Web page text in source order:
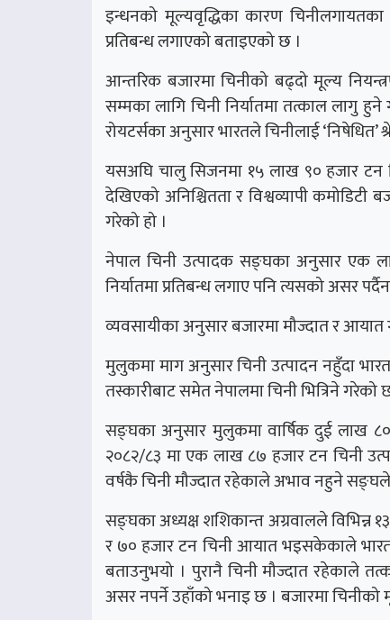
इन्धनको मूल्यवृद्धिका कारण
प्रतिबन्ध लगाएको बताइएको छ ।
आन्तरिक बजारमा चिनीको बढ्दो मूल्य
सम्मका लागि चिनी निर्यातमा तत्काल लागु
रोयटर्सका अनुसार भारतले चिनीलाई ‘निषेधित’
यसअघि चालु सिजनमा १५ लाख ९० हजार टन
देखिएको अनिश्चितता र विश्वव्यापी कमोडिटी
गरेको हो ।
नेपाल चिनी उत्पादक सङ्घका अनुसार एक
निर्यातमा प्रतिबन्ध लगाए पनि त्यसको असर
व्यवसायीका अनुसार बजारमा मौज्दात र
मुलुकमा माग अनुसार चिनी उत्पादन नहुँदा
तस्कारीबाट समेत नेपालमा चिनी भित्रिने गरेको
सङ्घका अनुसार मुलुकमा वार्षिक दुई लाख
२०८२/८३ मा एक लाख ८७ हजार टन चिनी
वर्षकै चिनी मौज्दात रहेकाले अभाव नहुने
सङ्घका अध्यक्ष शशिकान्त अग्रवालले विभिन्न
र ७० हजार टन चिनी आयात भइसकेकाले
बताउनुभयो । पुरानै चिनी मौज्दात रहेकाले
असर नपर्ने उहाँको भनाइ छ । बजारमा